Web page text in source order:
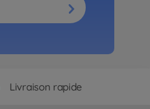
Livraison rapide